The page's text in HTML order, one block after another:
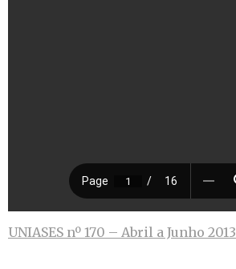
UNIASES nº 170 – Abril a Junho 2013